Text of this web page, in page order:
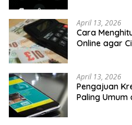
April 13, 2026
Cara
Online agar
April 13, 2026
Pengajuan
Paling Umum